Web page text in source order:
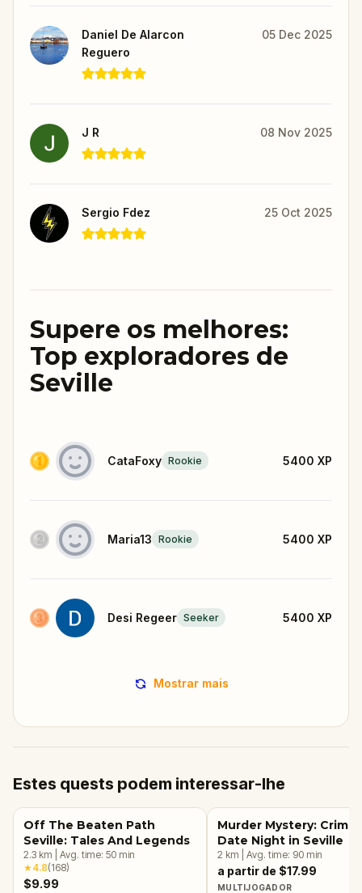
Daniel De Alarcon
Reguero
05 Dec 2025
J R 08 Nov 2025
Sergio Fdez 25 Oct 2025
Supere os melhores:
Top exploradores de
Seville
CataFoxy Rookie 5400 XP
Maria13 Rookie 5400 XP
Desi Regeer Seeker 5400 XP
Mostrar mais
Estes quests podem interessar-lhe
Off The Beaten Path
Seville: Tales And Legends
2.3 km Avg. time: 50 min
★4.8(168)
$9.99
Murder Mystery: Crime
Date Night in Seville
2 km Avg. time: 90 min
a partir de $17.99
MULTIJOGADOR